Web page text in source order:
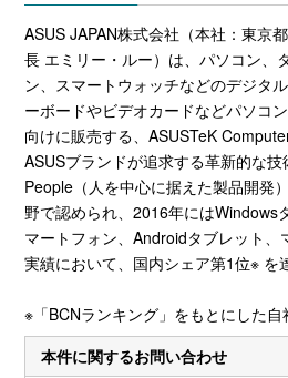
ASUS JAPAN株式会社（本社：東京
長 エミリー・ルー）は、パソコン、
ン、スマートウォッチなどのデジタ
ーボードやビデオカードなどパソコ
向けに販売する、ASUSTeK
ASUSブランドが追求する革新的な
People（人を中心に据えた製品開発
野で認められ、2016年にはWindows
マートフォン、Androidタブレット、
実績において、国内シェア第1位※ を
※「BCNランキング」をもとにした自
本件に関するお問い合わせ